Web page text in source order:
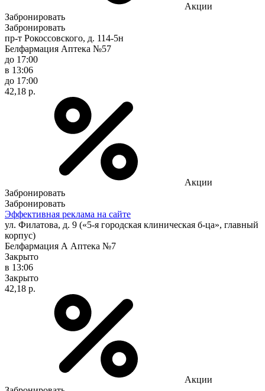
Акции
Забронировать
Забронировать
пр-т Рокоссовского, д. 114-5н
Белфармация Аптека №57
до 17:00
в 13:06
до 17:00
42,18 р.
Акции
Забронировать
Забронировать
Эффективная реклама на сайте
ул. Филатова, д. 9 («5-я городская клиническая б-ца», главный
корпус)
Белфармация А Аптека №7
Закрыто
в 13:06
Закрыто
42,18 р.
Акции